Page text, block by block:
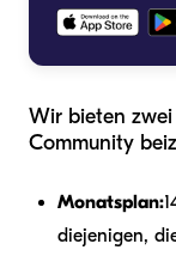
Wir bieten
Community
Monatsplan:
diejenigen,